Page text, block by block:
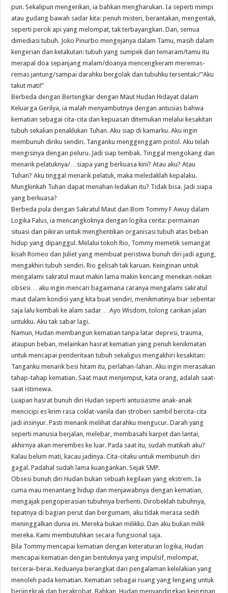
pun. Sekalipun mengerikan, ia bahkan mengharukan. Ia seperti mimpi
atau gudang bawah sadar kita: penuh misteri, berantakan, mengentak,
seperti percik api yang melompat, tak terbayangkan. Dan, semua
dimediasi tubuh. Joko Pinurbo mengejanya dalam Tamu, masih dalam
kengerian dan ketakutan: tubuh yang sumpek dan temaram/tamu itu
merapal doa sepanjang malam/doanya mencengkeram meremas-
remas jantung/sampai darahku bergolak dan tubuhku tersentak:/”Aku
takut mati!”
Berbeda dengan Bertengkar dengan Maut Hudan Hidayat dalam
Keluarga Gerilya, ia malah menyambutnya dengan antusias bahwa
kematian sebagai cita-cita dan kepuasan ditemukan melalui kesakitan
tubuh sekalian penaklukan Tuhan. Aku siap di kamarku. Aku ingin
membunuh diriku sendiri. Tanganku menggenggam pistol. Aku telah
mengisinya dengan peluru. Jadi siap tembak. Tinggal mengokang dan
menarik pelatuknya/…siapa yang berkuasa kini? Atau aku? Atau
Tuhan? Aku tinggal menarik pelatuk, maka meledaklah kepalaku.
Mungkinkah Tuhan dapat menahan ledakan itu? Tidak bisa. Jadi siapa
yang berkuasa?
Berbeda pula dengan Sakratul Maut dan Bom Tommy F Awuy dalam
Logika Falus, ia mencangkoknya dengan logika cerita: permainan
situasi dan pikiran untuk menghentikan organisasi tubuh atas beban
hidup yang dipanggul. Melalui tokoh Rio, Tommy memetik semangat
kisah Romeo dan Juliet yang membuat peristiwa bunuh diri jadi agung,
mengakhiri tubuh sendiri. Rio gelisah tak karuan. Keinginan untuk
mengalami sakratul maut makin lama makin kencang menekan-nekan
obsesi… aku ingin mencari bagaimana caranya mengalami sakratul
maut dalam kondisi yang kita buat sendiri, menikmatinya biar sebentar
saja lalu kembali ke alam sadar… Ayo Wisdom, tolong carikan jalan
untukku. Aku tak sabar lagi.
Namun, Hudan membangun kematian tanpa latar depresi, trauma,
ataupun beban, melainkan hasrat kematian yang penuh kenikmatan
untuk mencapai penderitaan tubuh sekaligus mengakhiri kesakitan:
Tanganku menarik besi hitam itu, perlahan-lahan. Aku ingin merasakan
tahap-tahap kematian. Saat maut menjemput, kata orang, adalah saat-
saat istimewa.
Luapan hasrat bunuh diri Hudan seperti antusiasme anak-anak
mencicipi es krim rasa coklat-vanila dan stroberi sambil bercita-cita
jadi insinyur. Pasti menarik melihat darahku mengucur. Darah yang
seperti manusia berjalan, melebar, membasahi karpet dan lantai,
akhirnya akan merembes ke luar. Pada saat itu, sudah matikah aku?
Kalau belum mati, kacau jadinya. Cita-citaku untuk membunuh diri
gagal. Padahal sudah lama kuangankan. Sejak SMP.
Obsesi bunuh diri Hudan bukan sebuah kegilaan yang ekstrem. Ia
cuma mau menantang hidup dan menjawabnya dengan kematian,
mengajak pengoperasian tubuhnya berhenti. Dirobeklah tubuhnya,
tepatnya di bagian perut dan bergumam, aku tidak merasa sedih
meninggalkan dunia ini. Mereka bukan milikku. Dan aku bukan milik
mereka. Kami membutuhkan secara fungsional saja.
Bila Tommy mencapai kematian dengan keteraturan logika, Hudan
mencapai kematian dengan bentuknya yang impulsif, melompat,
tercerai-berai. Keduanya berangkat dari pengalaman kelelakian yang
menoleh pada kematian. Kematian sebagai ruang yang lengang untuk
berjingkrak dan berakrobat. Bahkan, Hudan menyandingkan keinginan